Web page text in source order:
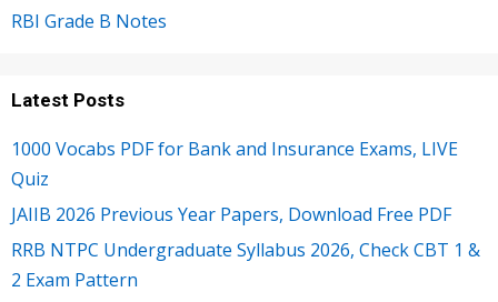
RBI Grade B Notes
Latest Posts
1000 Vocabs PDF for Bank and Insurance Exams, LIVE
Quiz
JAIIB 2026 Previous Year Papers, Download Free PDF
RRB NTPC Undergraduate Syllabus 2026, Check CBT 1 &
2 Exam Pattern